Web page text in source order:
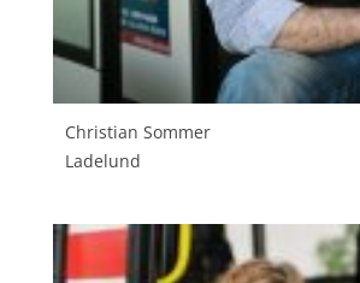
Christian Sommer
Ladelund